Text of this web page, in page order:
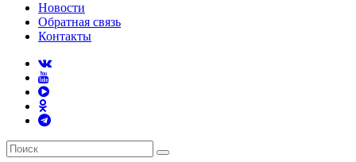
Новости
Обратная связь
Контакты